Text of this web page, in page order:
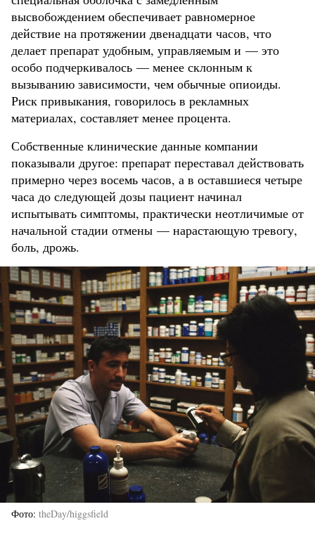
высвобождением обеспечивает равномерное
действие на протяжении двенадцати часов, что
делает препарат удобным, управляемым и — это
особо подчеркивалось — менее склонным к
вызыванию зависимости, чем обычные опиоиды.
Риск привыкания, говорилось в рекламных
материалах, составляет менее процента.
Собственные клинические данные компании
показывали другое: препарат переставал действовать
примерно через восемь часов, а в оставшиеся четыре
часа до следующей дозы пациент начинал
испытывать симптомы, практически неотличимые от
начальной стадии отмены — нарастающую тревогу,
боль, дрожь.
Фото theDay/higgsfield